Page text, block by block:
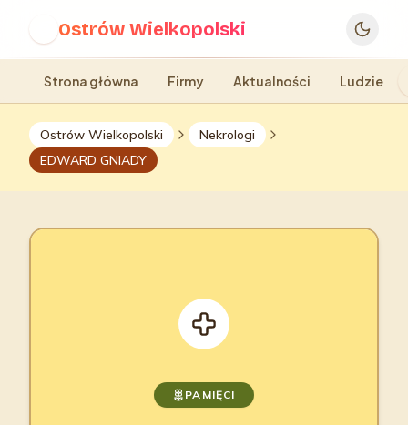
Ostrów Wielkopolski
Strona główna Firmy Aktualności Ludzie
Ostrów Wielkopolski
Nekrologi
EDWARD GNIADY
PAMIĘCI